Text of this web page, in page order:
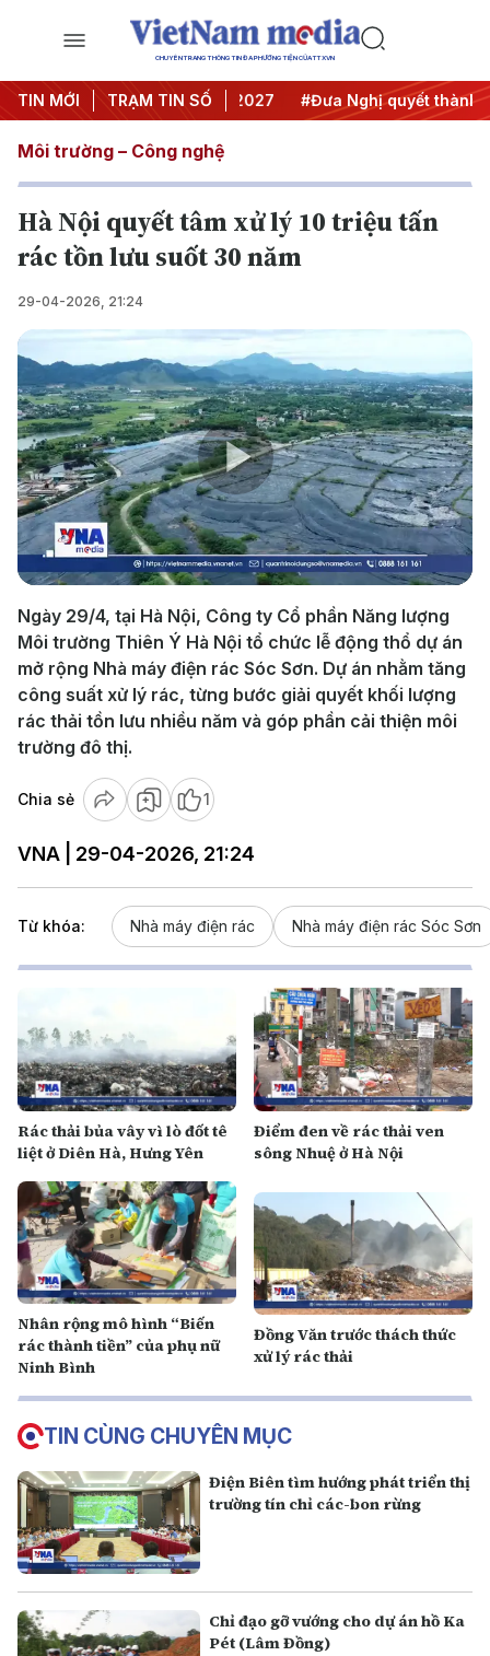
CHUYÊN TRANG THÔNG TIN ĐA PHƯƠNG TIỆN CỦA TTXVN
TIN MỚI TRẠM TIN SỐ
Trung ương 3 #APEC 2027 #Đưa Nghị quyết thành
Môi trường – Công nghệ
Hà Nội quyết tâm xử lý 10 triệu tấn
rác tồn lưu suốt 30 năm
29-04-2026, 21:24
Play
Video
Ngày 29/4, tại Hà Nội, Công ty Cổ phần Năng lượng
Môi trường Thiên Ý Hà Nội tổ chức lễ động thổ dự án
mở rộng Nhà máy điện rác Sóc Sơn. Dự án nhằm tăng
công suất xử lý rác, từng bước giải quyết khối lượng
rác thải tồn lưu nhiều năm và góp phần cải thiện môi
trường đô thị.
Chia sẻ 1
VNA | 29-04-2026, 21:24
Từ khóa: Nhà máy điện rác Nhà máy điện rác Sóc Sơn
Rác thải bủa vây vì lò đốt tê
liệt ở Diên Hà, Hưng Yên
Điểm đen về rác thải ven
sông Nhuệ ở Hà Nội
Nhân rộng mô hình “Biến
rác thành tiền” của phụ nữ
Ninh Bình
Đồng Văn trước thách thức
xử lý rác thải
TIN CÙNG CHUYÊN MỤC
Điện Biên tìm hướng phát triển thị
trường tín chỉ các-bon rừng
Chỉ đạo gỡ vướng cho dự án hồ Ka
Pét (Lâm Đồng)